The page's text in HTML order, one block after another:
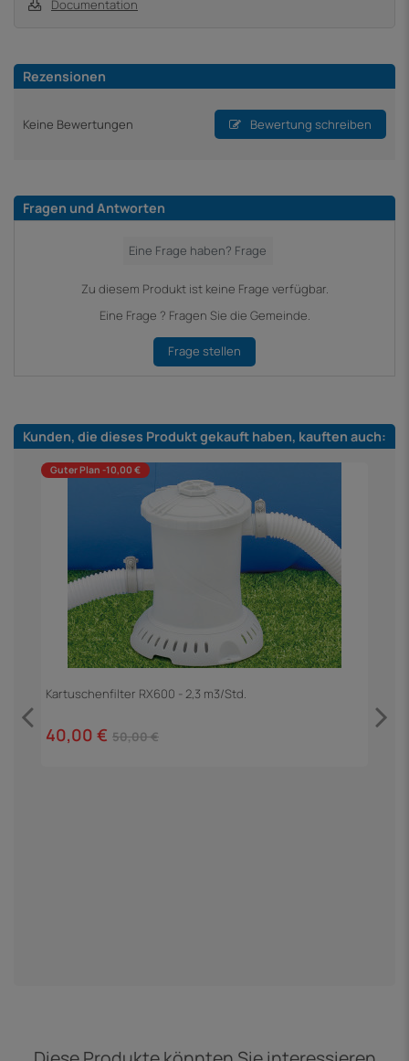
Documentation
Rezensionen
Keine Bewertungen Bewertung schreiben
Fragen und Antworten
Zu diesem Produkt ist keine Frage verfügbar.
Eine Frage ? Fragen Sie die Gemeinde.
Frage stellen
Kunden, die dieses Produkt gekauft haben, kauften auch:
Guter Plan -10,00 €
Kartuschenfilter RX600 - 2,3 m3/Std.
40,00 € 50,00 €